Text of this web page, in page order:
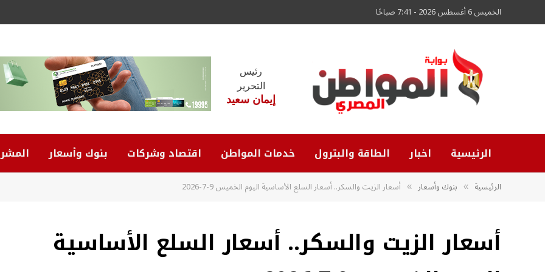
الخميس 6 أغسطس 2026 - 7:41 صباحًا
رئيس
التحرير
إيمان سعيد
الرئيسية اخبار الطاقة والبترول خدمات المواطن اقتصاد وشركات بنوك وأسعار
الرئيسية » بنوك وأسعار » أسعار الزيت والسكر.. أسعار السلع الأساسية اليوم الخميس 9-7-2026
أسعار الزيت والسكر.. أسعار السلع الأساسية